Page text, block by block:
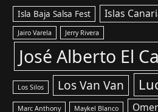
Isla Baja Salsa Fest Islas
Jairo Varela Jerry Rivera
José Alberto El
Los Silos Los Van Van
Marc Anthony Maykel Blanco